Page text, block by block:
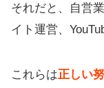
それだと、自営
イト運営、
これらは正しい